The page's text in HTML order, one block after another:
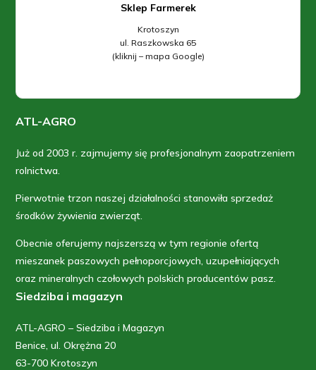
Sklep Farmerek
Krotoszyn
ul. Raszkowska 65
(kliknij – mapa Google)
ATL-AGRO
Już od 2003 r. zajmujemy się profesjonalnym zaopatrzeniem
rolnictwa.
Pierwotnie trzon naszej działalności stanowiła sprzedaż
środków żywienia zwierząt.
Obecnie oferujemy najszerszą w tym regionie ofertą
mieszanek paszowych pełnoporcjowych, uzupełniających
oraz mineralnych czołowych polskich producentów pasz.
Siedziba i magazyn
ATL-AGRO – Siedziba i Magazyn
Benice, ul. Okrężna 20
63-700 Krotoszyn